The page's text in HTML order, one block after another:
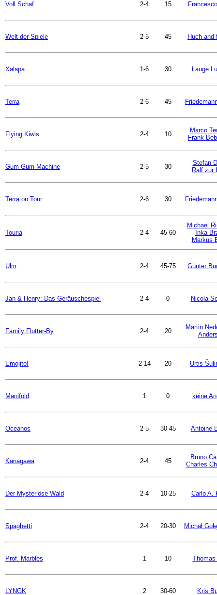
Voll Schaf 2-4 15
Welt der Spiele 2-5 45 Huch and
Xalapa 1-6 30 Lauge
Terra 2-6 45
Flying Kiwis 2-4 10
Marco
Frank
Gum Gum Machine 2-5 30
Stefan
Ralf zur
Terra on Tour 2-6 30
Touria 2-4 45-60
Michael
Inka
Markus
Ulm 2-4 45-75 Günter
Jan & Henry: Das Geräuschespiel 2-4 0 Nicola
Family Flutter-By 2-4 20
Martin
Emojito! 2-14 20 Urtis
Manifold 1 0 keine
Oceanos 2-5 30-45 Antoine
Kanagawa 2-4 45
Bruno
Charles
Der Mysteriöse Wald 2-4 10-25 Carlo A.
Spaghetti 2-4 20-30 Michał
Prof. Marbles 1 10 Thomas
LYNGK 2 30-60 Kris